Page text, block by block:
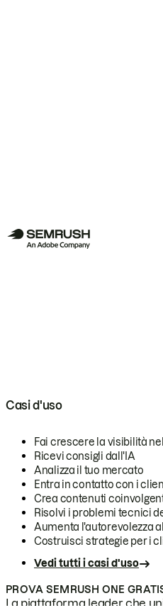
Casi d'uso
Fai crescere la visibilità
Ricevi consigli dall'IA
Analizza il tuo mercato
Entra in contatto con i
Crea contenuti
Risolvi i problemi tecnici
Aumenta l'autorevolezza
Costruisci strategie per i
Vedi tutti i casi d'uso
PROVA SEMRUSH ONE
La piattaforma leader che